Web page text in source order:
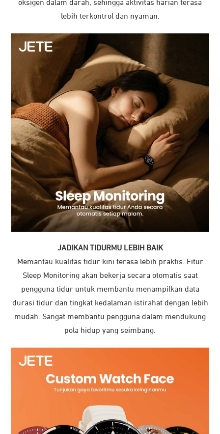
oksigen dalam darah, sehingga aktivitas harian terasa
lebih terkontrol dan nyaman.
JADIKAN TIDURMU LEBIH BAIK
Memantau kualitas tidur kini terasa lebih praktis. Fitur
Sleep Monitoring akan bekerja secara otomatis saat
pengguna tidur untuk membantu menampilkan data
durasi tidur dan tingkat kedalaman istirahat dengan lebih
mudah. Sangat membantu pengguna dalam mendukung
pola hidup yang seimbang.